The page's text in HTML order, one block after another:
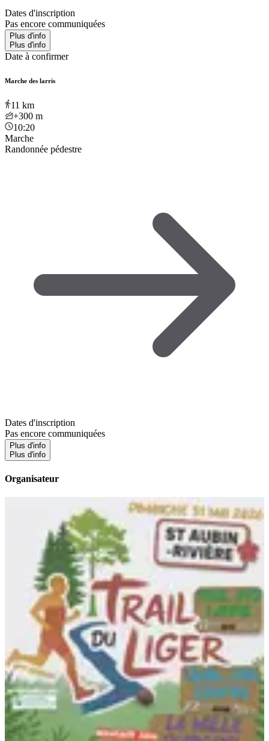
Dates d'inscription
Pas encore communiquées
Plus d'info
Plus d'info
Date à confirmer
Marche des larris
11 km
+300 m
10:20
Marche
Randonnée pédestre
Dates d'inscription
Pas encore communiquées
Plus d'info
Plus d'info
Organisateur